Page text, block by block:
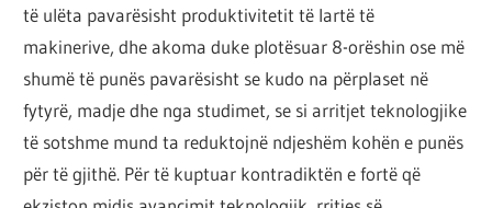
të ulëta pavarësisht produktivitetit të lartë të
makinerive, dhe akoma duke plotësuar 8-orëshin ose më
shumë të punës pavarësisht se kudo na përplaset në
fytyrë, madje dhe nga studimet, se si arritjet teknologjike
të sotshme mund ta reduktojnë ndjeshëm kohën e punës
për të gjithë. Për të kuptuar kontradiktën e fortë që